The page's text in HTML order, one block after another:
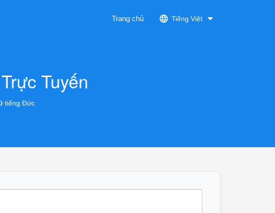
Trang chủ Tiếng Việt
Tuyến
tiếng Đức